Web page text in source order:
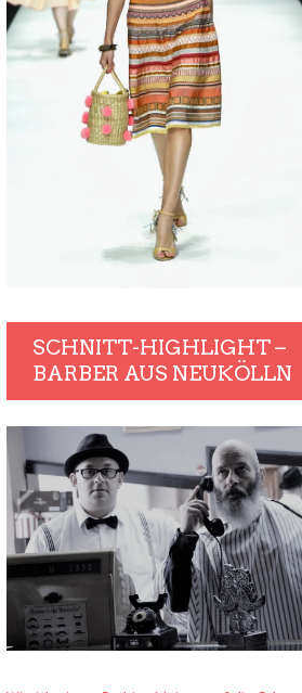
SCHNITT-HIGHLIGHT –
BARBER AUS NEUKÖLLN